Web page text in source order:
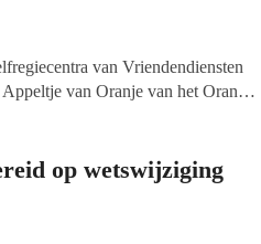
van Vriendendiensten
van Oranje van het Oranje
samen met Stichting MIND, een
op wetswijziging